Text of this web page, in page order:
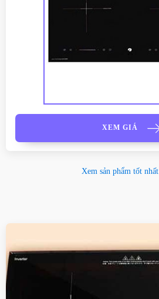
XEM GIÁ
Xem sản phẩm tốt nhất